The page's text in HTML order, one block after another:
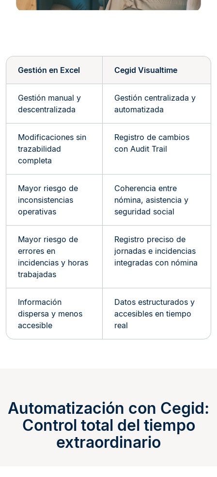
Gestión en Excel Cegid Visualtime
Gestión manual y
descentralizada
Gestión centralizada y
automatizada
Modificaciones sin
trazabilidad
completa
Registro de cambios
con Audit Trail
Mayor riesgo de
inconsistencias
operativas
Coherencia entre
nómina, asistencia y
seguridad social
Mayor riesgo de
errores en
incidencias y horas
trabajadas
Registro preciso de
jornadas e incidencias
integradas con nómina
Información
dispersa y menos
accesible
Datos estructurados y
accesibles en tiempo
real
Automatización con Cegid:
Control total del tiempo
extraordinario